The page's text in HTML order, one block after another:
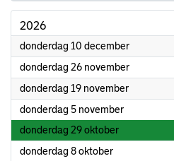
2026
donderdag 10 december2026
donderdag 26 november2026
donderdag 19 november2026
donderdag 5 november2026
donderdag 29 oktober2026
donderdag 8 oktober2026